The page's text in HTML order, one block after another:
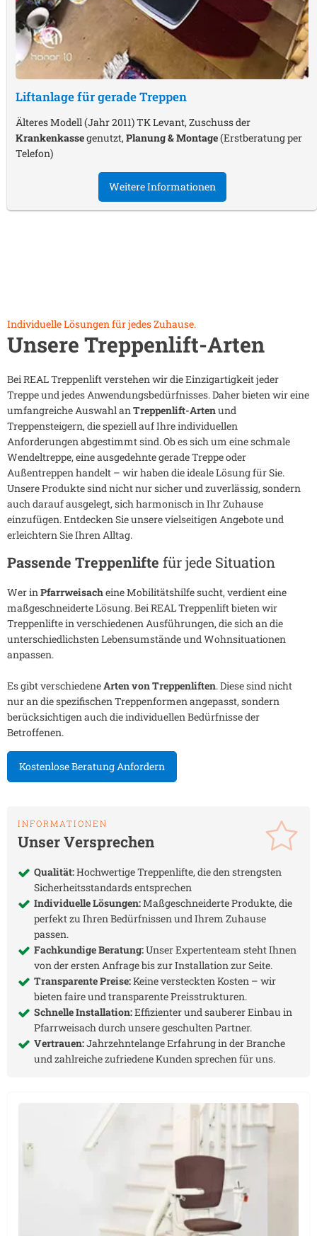
Liftanlage für gerade Treppen
Älteres Modell (Jahr 2011) TK Levant, Zuschuss der
Krankenkassegenutzt,Planung & Montage(Erstberatung per
Telefon)
Weitere Informationen
Individuelle Lösungen für jedes Zuhause.
Unsere Treppenlift-Arten
Bei REAL Treppenlift verstehen wir die Einzigartigkeit jeder
Treppe und jedes Anwendungsbedürfnisses. Daher bieten wir eine
umfangreiche Auswahl anTreppenlift-Artenund
Treppensteigern, die speziell auf Ihre individuellen
Anforderungen abgestimmt sind. Ob es sich um eine schmale
Wendeltreppe, eine ausgedehnte gerade Treppe oder
Außentreppen handelt – wir haben die ideale Lösung für Sie.
Unsere Produkte sind nicht nur sicher und zuverlässig, sondern
auch darauf ausgelegt, sich harmonisch in Ihr Zuhause
einzufügen. Entdecken Sie unsere vielseitigen Angebote und
erleichtern Sie Ihren Alltag.
Passende Treppenlifte für jede Situation
Wer inPfarrweisacheine Mobilitätshilfe sucht, verdient eine
maßgeschneiderte Lösung. Bei REAL Treppenlift bieten wir
Treppenlifte in verschiedenen Ausführungen, die sich an die
unterschiedlichsten Lebensumstände und Wohnsituationen
anpassen.
Es gibt verschiedeneArten von Treppenliften. Diese sind nicht
nur an die spezifischen Treppenformen angepasst, sondern
berücksichtigen auch die individuellen Bedürfnisse der
Betroffenen.
Kostenlose Beratung Anfordern
INFORMATIONEN
Unser Versprechen
Qualität:Hochwertige Treppenlifte, die den strengsten
Sicherheitsstandards entsprechen
Individuelle Lösungen:Maßgeschneiderte Produkte, die
perfekt zu Ihren Bedürfnissen und Ihrem Zuhause
passen.
Fachkundige Beratung:Unser Expertenteam steht Ihnen
von der ersten Anfrage bis zur Installation zur Seite.
Transparente Preise:Keine versteckten Kosten – wir
bieten faire und transparente Preisstrukturen.
Schnelle Installation:Effizienter und sauberer Einbau in
Pfarrweisachdurch unsere geschulten Partner.
Vertrauen:Jahrzehntelange Erfahrung in der Branche
und zahlreiche zufriedene Kunden sprechen für uns.